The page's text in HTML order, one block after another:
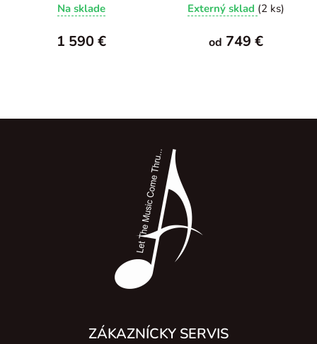
Na sklade
1 590 €
Externý sklad (2 ks)
od 749 €
ZÁKAZNÍCKY SERVIS